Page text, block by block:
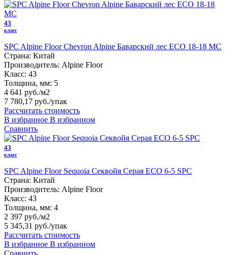
43
класс
SPC Alpine Floor Chevron Alpine Баварский лес ECO 18-18 MC
Страна: Китай
Производитель: Alpine Floor
Класс: 43
Толщина, мм: 5
4 641 руб./м2
7 780,17 руб./упак
Рассчитать стоимость
В избранное В избранном
Сравнить
43
класс
SPC Alpine Floor Sequoia Секвойя Серая ЕСО 6-5 SPC
Страна: Китай
Производитель: Alpine Floor
Класс: 43
Толщина, мм: 4
2 397 руб./м2
5 345,31 руб./упак
Рассчитать стоимость
В избранное В избранном
Сравнить